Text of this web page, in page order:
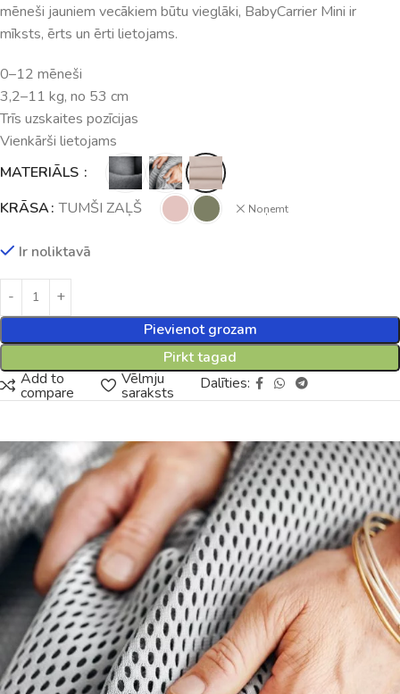
mēneši jauniem vecākiem būtu vieglāki, BabyCarrier Mini ir
mīksts, ērts un ērti lietojams.
0–12 mēneši
3,2–11 kg, no 53 cm
Trīs uzskaites pozīcijas
Vienkārši lietojams
MATERIĀLS
KRĀSA TUMŠI ZAĻŠ Noņemt
Ir noliktavā
Pievienot grozam
Pirkt tagad
Add to
compare
Vēlmju
saraksts Dalīties: